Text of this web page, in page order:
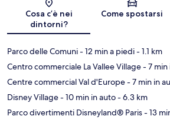
Mappa
Cosa c’è nei
dintorni?
Come spostarsi
Parco delle Comuni- 12 min a piedi- 1.1 km
Centro commerciale La Vallee Village- 7 min
Centre commercial Val d'Europe- 7 min in
Disney Village- 10 min in auto- 6.3 km
Parco divertimenti Disneyland® Paris- 13